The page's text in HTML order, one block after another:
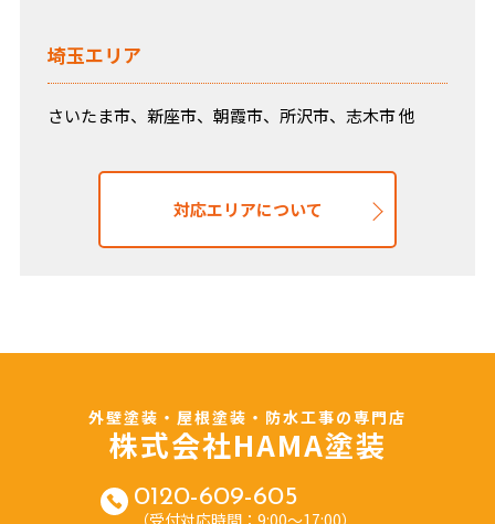
埼玉エリア
さいたま市、新座市、朝霞市、所沢市、志木市 他
対応エリアについて
外壁塗装・屋根塗装・防水工事の専門店
株式会社HAMA塗装
0120-609-605
（受付対応時間：9:00～17:00）